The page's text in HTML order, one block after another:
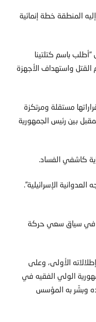
المنطقة خطة إنمائية
باسم كتلتينا
القتل واستهداف الأجهزة
مستقلة ومرتكزة
بين رئيس الجمهورية
كاشفي الفساد.
الإسرائيلية”.
في سياق سعي حركة
الأولى، وعلى
الولي الفقيه في
وبشّر به المؤسس